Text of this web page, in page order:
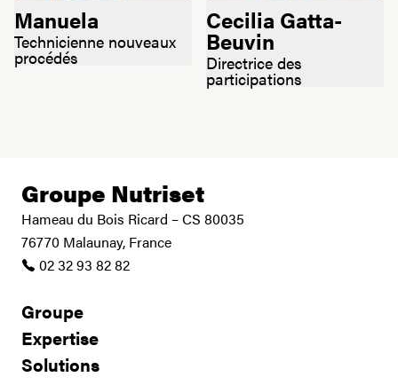
Manuela
Technicienne nouveaux
procédés
Cecilia Gatta-
Beuvin
Directrice des
participations
Groupe Nutriset
Hameau du Bois Ricard – CS 80035
76770 Malaunay, France
02 32 93 82 82
Groupe
Expertise
Solutions